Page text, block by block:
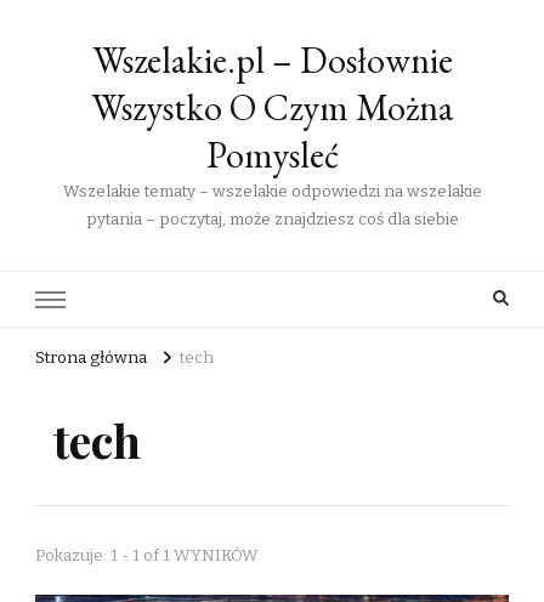
Wszelakie.pl – Dosłownie
Wszystko O Czym Można
Pomysleć
Wszelakie tematy – wszelakie odpowiedzi na wszelakie
pytania – poczytaj, może znajdziesz coś dla siebie
Strona główna tech
tech
Pokazuje: 1 - 1 of 1 WYNIKÓW